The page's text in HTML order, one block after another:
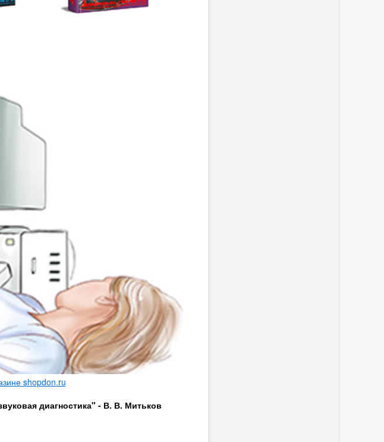
shopdon.ru
диагностика" - В. В. Митьков